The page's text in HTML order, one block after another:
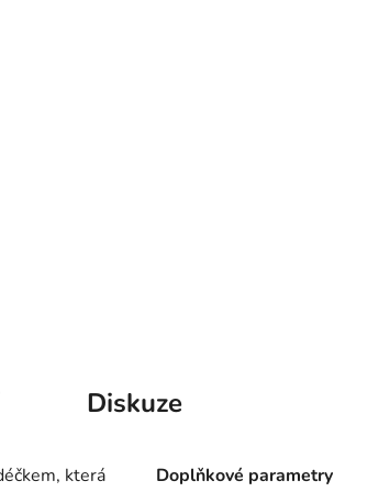
Diskuze
která
Doplňkové parametry